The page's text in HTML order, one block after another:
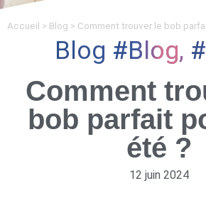
Accueil > Blog > Comment trouver le bob
Blog Blog,
Comment
bob parfait
été ?
12 juin 2024